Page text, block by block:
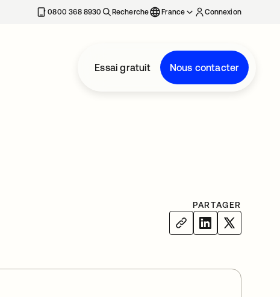
0800 368 8930 Recherche France Connexion
Essai gratuit Nous contacter
PARTAGER